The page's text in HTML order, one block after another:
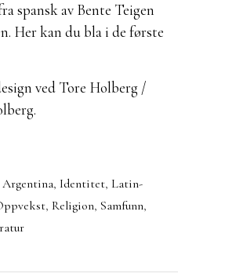
spansk av Bente Teigen
. Her kan du bla i de første
ved Tore Holberg /
Argentina, Identitet, Latin-
, Religion, Samfunn,